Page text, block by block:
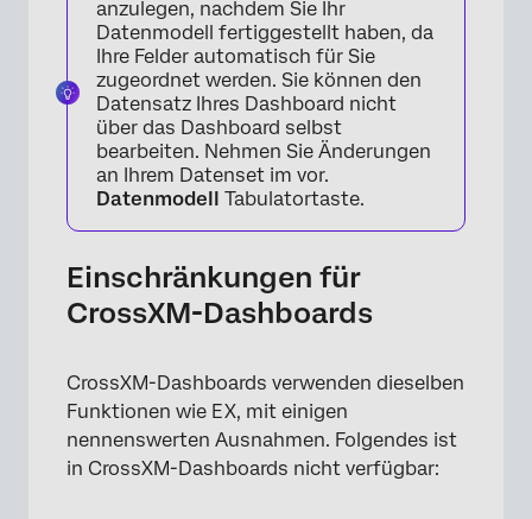
anzulegen, nachdem Sie Ihr
Datenmodell fertiggestellt haben, da
Ihre Felder automatisch für Sie
zugeordnet werden. Sie können den
Datensatz Ihres Dashboard nicht
über das Dashboard selbst
bearbeiten. Nehmen Sie Änderungen
an Ihrem Datenset im vor.
Datenmodell Tabulatortaste.
Einschränkungen für
CrossXM-Dashboards
CrossXM-Dashboards verwenden dieselben
Funktionen wie EX, mit einigen
nennenswerten Ausnahmen. Folgendes ist
in CrossXM-Dashboards nicht verfügbar: